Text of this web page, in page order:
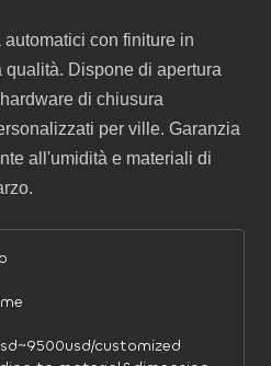
con finiture in
Dispone di apertura
di chiusura
per ville. Garanzia
all'umidità e materiali di
customized